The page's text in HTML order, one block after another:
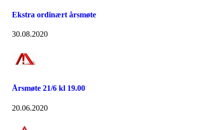
Ekstra ordinært årsmøte
30.08.2020
Årsmøte 21/6 kl 19.00
20.06.2020